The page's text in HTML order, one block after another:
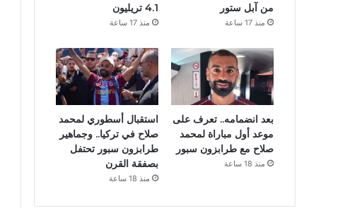
من آبل ستور
منذ 17 ساعة
4.1 تريليون
منذ 17 ساعة
بعد انضمامه.. تعرف على
موعد أول مباراة لمحمد
صلاح مع طرابزون سبور
منذ 18 ساعة
استقبال أسطوري لمحمد
صلاح في تركيا.. وجماهير
طرابزون سبور تحتفل
بصفقة القرن
منذ 18 ساعة